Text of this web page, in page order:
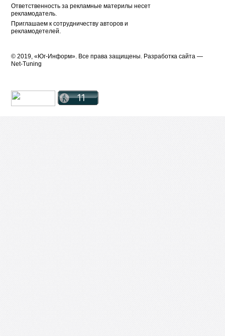
Ответственность за рекламные материлы несет
рекламодатель.
Приглашаем к сотрудничеству авторов и
рекламодетелей.
© 2019, «Юг-Информ». Все права защищены. Разработка cайта —
Net-Tuning